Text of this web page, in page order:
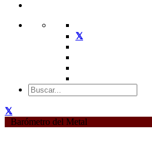
Barómetro del Metal